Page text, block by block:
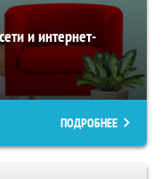
и интернет-
ПОДРОБНЕЕ